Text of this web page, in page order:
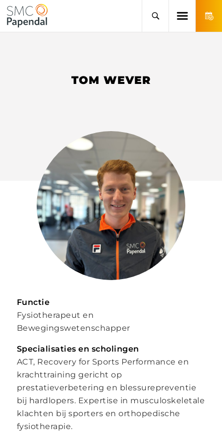
TOM WEVER
Functie
Fysiotherapeut en
Bewegingswetenschapper
Specialisaties en scholingen
ACT, Recovery for Sports Performance en
krachttraining gericht op
prestatieverbetering en blessurepreventie
bij hardlopers. Expertise in musculoskeletale
klachten bij sporters en orthopedische
fysiotherapie.